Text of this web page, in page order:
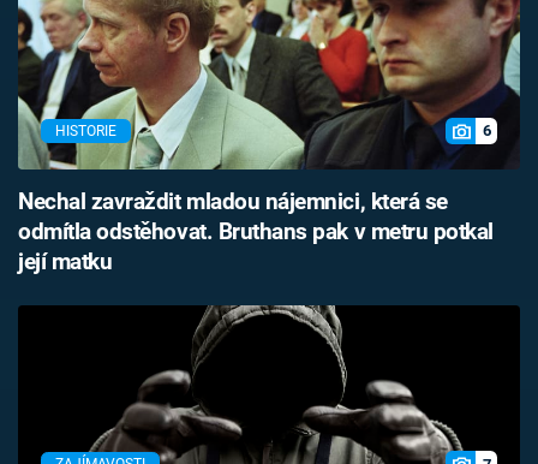
Sledujte nás
HISTORIE 6
Nechal zavraždit mladou nájemnici, která se
odmítla odstěhovat. Bruthans pak v metru potkal
její matku